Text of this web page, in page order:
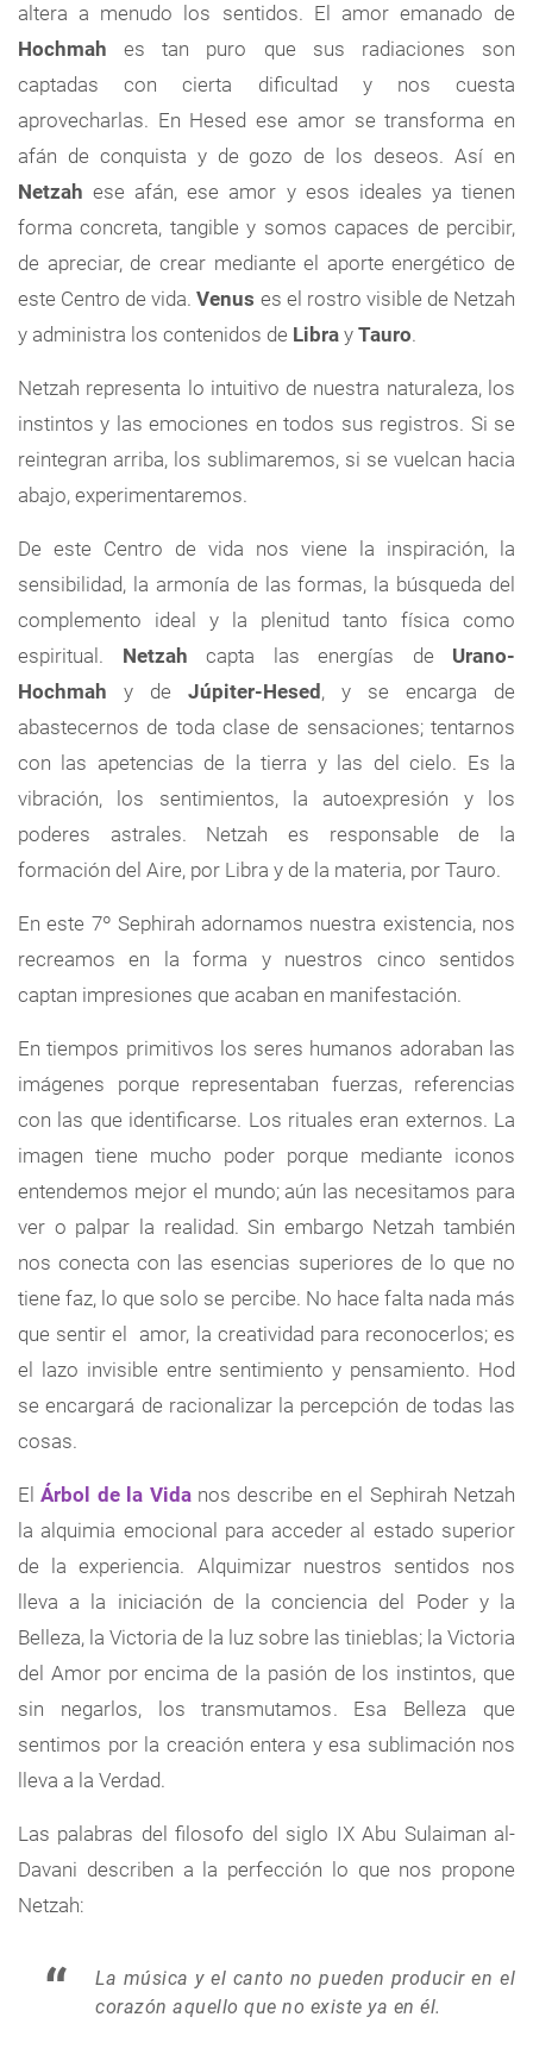
altera a menudo los sentidos. El amor emanado de
Hochmah es tan puro que sus radiaciones son
captadas con cierta dificultad y nos cuesta
aprovecharlas. En Hesed ese amor se transforma en
afán de conquista y de gozo de los deseos. Así en
Netzah ese afán, ese amor y esos ideales ya tienen
forma concreta, tangible y somos capaces de percibir,
de apreciar, de crear mediante el aporte energético de
este Centro de vida.Venus es el rostro visible de Netzah
y administra los contenidos de Libra y Tauro.
Netzah representa lo intuitivo de nuestra naturaleza, los
instintos y las emociones en todos sus registros. Si se
reintegran arriba, los sublimaremos, si se vuelcan hacia
abajo, experimentaremos.
De este Centro de vida nos viene la inspiración, la
sensibilidad, la armonía de las formas, la búsqueda del
complemento ideal y la plenitud tanto física como
espiritual. Netzah capta las energías de Urano-
Hochmah y de Júpiter-Hesed , y se encarga de
abastecernos de toda clase de sensaciones; tentarnos
con las apetencias de la tierra y las del cielo. Es la
vibración, los sentimientos, la autoexpresión y los
poderes astrales. Netzah es responsable de la
formación del Aire, por Libra y de la materia, por Tauro.
En este 7º Sephirah adornamos nuestra existencia, nos
recreamos en la forma y nuestros cinco sentidos
captan impresiones que acaban en manifestación.
En tiempos primitivos los seres humanos adoraban las
imágenes porque representaban fuerzas, referencias
con las que identificarse. Los rituales eran externos. La
imagen tiene mucho poder porque mediante iconos
entendemos mejor el mundo; aún las necesitamos para
ver o palpar la realidad. Sin embargo Netzah también
nos conecta con las esencias superiores de lo que no
tiene faz, lo que solo se percibe. No hace falta nada más
que sentir el amor, la creatividad para reconocerlos; es
el lazo invisible entre sentimiento y pensamiento. Hod
se encargará de racionalizar la percepción de todas las
cosas.
ElÁrbol de la Vidanos describe en el Sephirah Netzah
la alquimia emocional para acceder al estado superior
de la experiencia. Alquimizar nuestros sentidos nos
lleva a la iniciación de la conciencia del Poder y la
Belleza, la Victoria de la luz sobre las tinieblas; la Victoria
del Amor por encima de la pasión de los instintos, que
sin negarlos, los transmutamos. Esa Belleza que
sentimos por la creación entera y esa sublimación nos
lleva a la Verdad.
Las palabras del filosofo del siglo IX Abu Sulaiman al-
Davani describen a la perfección lo que nos propone
Netzah:
La música y el canto no pueden producir en el
corazón aquello que no existe ya en él.